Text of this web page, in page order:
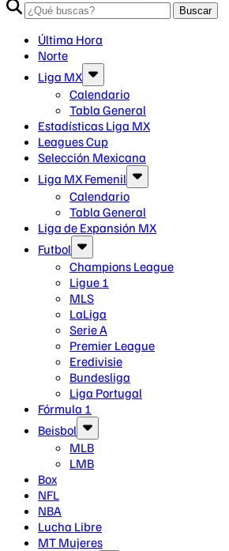
Buscar
Última Hora
Norte
Liga MX
Calendario
Tabla General
Estadísticas Liga MX
Leagues Cup
Selección Mexicana
Liga MX Femenil
Calendario
Tabla General
Liga de Expansión MX
Futbol
Champions League
Ligue 1
MLS
LaLiga
Serie A
Premier League
Eredivisie
Bundesliga
Liga Portugal
Fórmula 1
Beisbol
MLB
LMB
Box
NFL
NBA
Lucha Libre
MT Mujeres